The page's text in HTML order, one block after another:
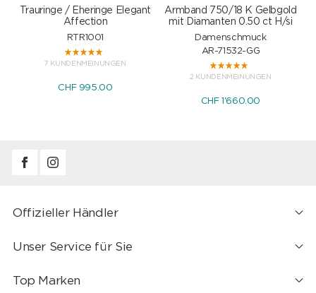
Trauringe / Eheringe Elegant
Affection
RTR1001
7 KUNDENMEINUNGEN
CHF 995.00
Armband 750/18 K Gelbgold
mit Diamanten 0.50 ct H/si
Damenschmuck
AR-71532-GG
2 KUNDENMEINUNGEN
CHF 1'660.00
Offizieller Händler
Unser Service für Sie
Top Marken